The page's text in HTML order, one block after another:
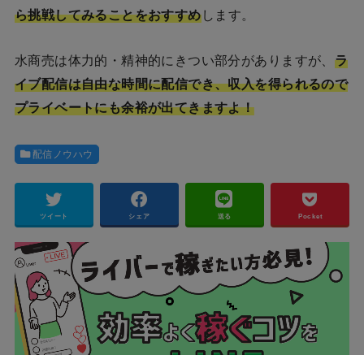
ら挑戦してみることをおすすめします。
水商売は体力的・精神的にきつい部分がありますが、 ラ
イブ配信は自由な時間に配信でき、収入を得られるので
プライベートにも余裕が出てきますよ！
配信ノウハウ
ツイート シェア 送る Pocket